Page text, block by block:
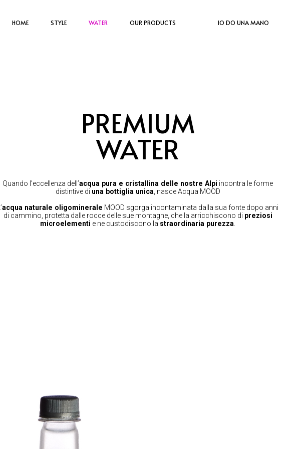
HOME STYLE WATER OUR PRODUCTS IO DO UNA MANO
PREMIUM
WATER
Quando l’eccellenza dell’acqua pura e cristallina delle nostre Alpi incontra le forme
distintive di una bottiglia unica , nasce Acqua MOOD
L’acqua naturale oligominerale MOOD sgorga incontaminata dalla sua fonte dopo anni
di cammino, protetta dalle rocce delle sue montagne, che la arricchiscono di preziosi
microelementi e ne custodiscono la straordinaria purezza